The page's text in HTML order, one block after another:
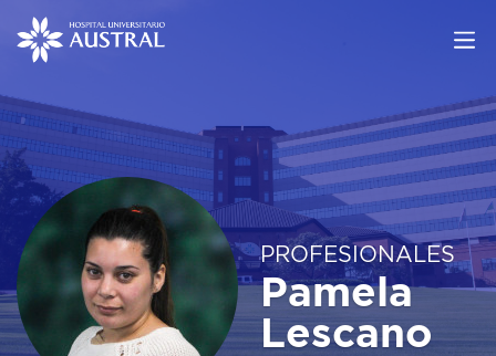
PROFESIONALES
Pamela
Lescano